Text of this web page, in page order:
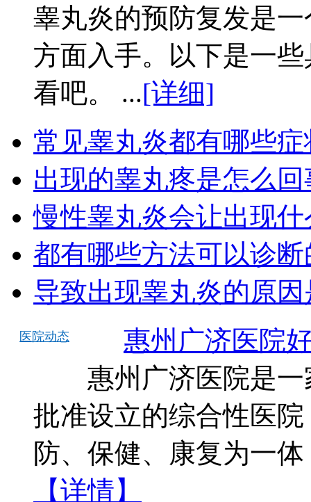
睾丸炎的预防复发是
方面入手。以下是一
看吧。 ...[详细]
常见睾丸炎都有哪些症
出现的睾丸疼是怎么回
慢性睾丸炎会让出现
都有哪些方法可以诊
导致出现睾丸炎的原
医院动态
惠州广济医院
惠州广济医院是一
批准设立的综合性医
防、保健、康复为一
【详情】